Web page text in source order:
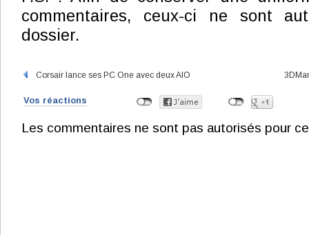
commentaires, ceux-ci ne sont
dossier.
Corsair lance ses PC One avec deux AIO
Vos réactions
Les commentaires ne sont pas autorisés pour